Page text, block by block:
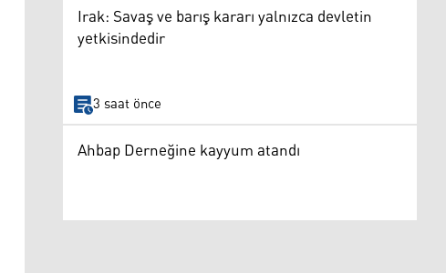
Irak: Savaş ve barış kararı yalnızca devletin
yetkisindedir
3 saat önce
Ahbap Derneğine kayyum atandı